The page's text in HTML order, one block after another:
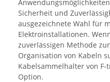
Sicherheit und
ausgezeichnete Wahl für
Elektroinstallationen.
zuverlässigen Methode
Organisation von Kabeln
Kabelsammelhalter von
Option.